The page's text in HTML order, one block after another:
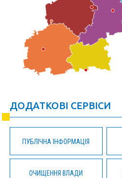
ДОДАТКОВІ СЕРВІСИ
ПУБЛІЧНА ІНФОРМАЦІЯ
ОЧИЩЕННЯ ВЛАДИ